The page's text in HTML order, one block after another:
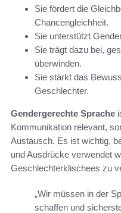
Sie fördert die
Chancengleichheit.
Sie unterstützt
Sie trägt dazu bei,
überwinden.
Sie stärkt das
Geschlechter.
Gendergerechte Sprache
Kommunikation relevant,
Austausch. Es ist wichtig,
und Ausdrücke verwendet
Geschlechterklischees zu
„Wir müssen in der
schaffen und